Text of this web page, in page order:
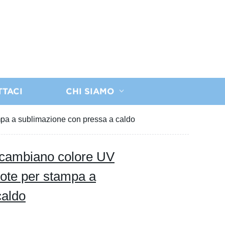
CHI SIAMO
a sublimazione con pressa a caldo
colore UV
per stampa a